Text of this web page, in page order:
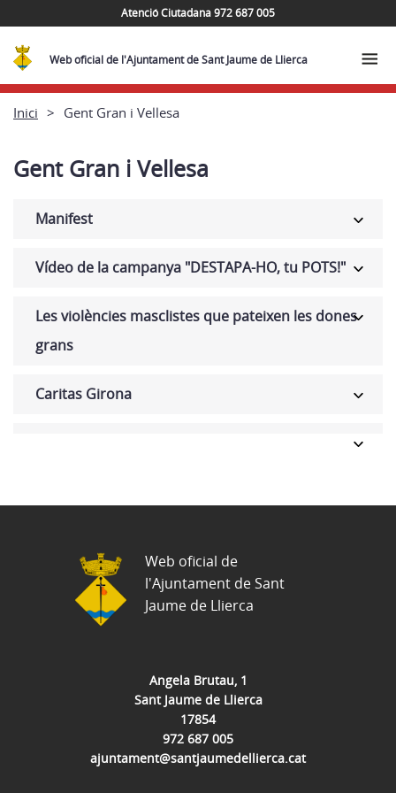
Atenció Ciutadana 972 687 005
Web oficial de l'Ajuntament de Sant Jaume de Llierca
Inici Gent Gran i Vellesa
Gent Gran i Vellesa
Manifest
Vídeo de la campanya "DESTAPA-HO, tu POTS!"
Les violències masclistes que pateixen les dones
grans
Caritas Girona
Angela Brutau, 1
Sant Jaume de Llierca
17854
972 687 005
ajuntament@santjaumedellierca.cat
Web oficial de
l'Ajuntament de Sant
Jaume de Llierca